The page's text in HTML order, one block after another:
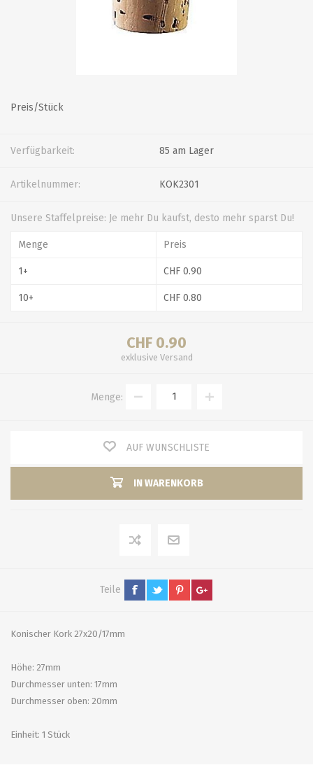
Preis/Stück
Verfügbarkeit: 85 am Lager
Artikelnummer: KOK2301
Unsere Staffelpreise: Je mehr Du kaufst, desto mehr sparst Du!
Menge
1+
10+
Preis
CHF 0.90
CHF 0.80
CHF 0.90
exklusive Versand
Menge:
AUF WUNSCHLISTE
IN WARENKORB
Teile
Konischer Kork 27x20/17mm
Höhe: 27mm
Durchmesser unten: 17mm
Durchmesser oben: 20mm
Einheit: 1 Stück